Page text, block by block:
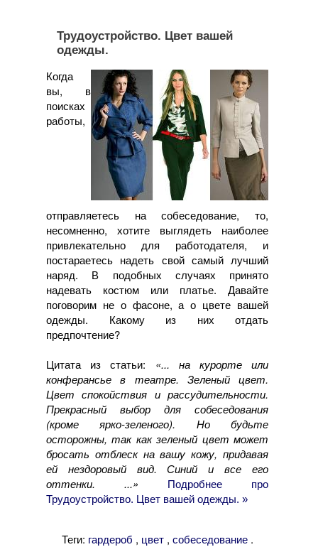
Трудоустройство. Цвет вашей
одежды.
Когда
вы, в
поисках
работы,
отправляетесь на собеседование, то,
несомненно, хотите выглядеть наиболее
привлекательно для работодателя, и
постараетесь надеть свой самый лучший
наряд. В подобных случаях принято
надевать костюм или платье. Давайте
поговорим не о фасоне, а о цвете вашей
одежды. Какому из них отдать
предпочтение?
Цитата из статьи: «... на курорте или
конферансье в театре. Зеленый цвет.
Цвет спокойствия и рассудительности.
Прекрасный выбор для собеседования
(кроме ярко-зеленого). Но будьте
осторожны, так как зеленый цвет может
бросать отблеск на вашу кожу, придавая
ей нездоровый вид. Синий и все его
оттенки. ...»
Подробнее про
Трудоустройство. Цвет вашей одежды. »
Теги: гардероб , цвет, собеседование.